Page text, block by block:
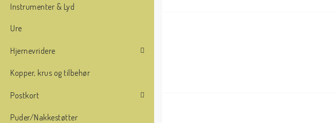
Instrumenter & Lyd
Ure
Hjernevridere
Kopper, krus og tilbehør
Postkort
Puder/Nakkestøtter